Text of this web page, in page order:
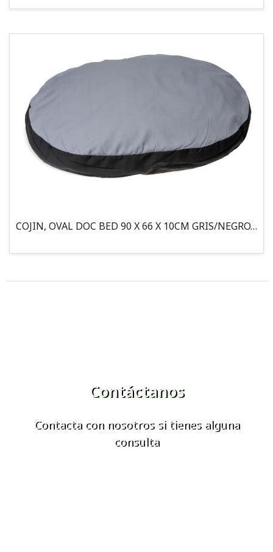
COJIN, OVAL DOC BED 90 X 66 X 10CM GRIS/NEGRO, 95°
Contáctanos
Contacta con nosotros si tienes alguna
consulta